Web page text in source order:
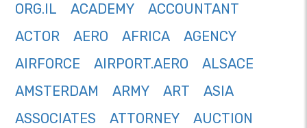
ORG.IL
ACADEMY
ACCOUNTANT
ACTOR
AERO AFRICA
AGENCY
AIRFORCE
AIRPORT.AERO
ALSACE
AMSTERDAM
ARMY ART
ASIA
ASSOCIATES
ATTORNEY
AUCTION